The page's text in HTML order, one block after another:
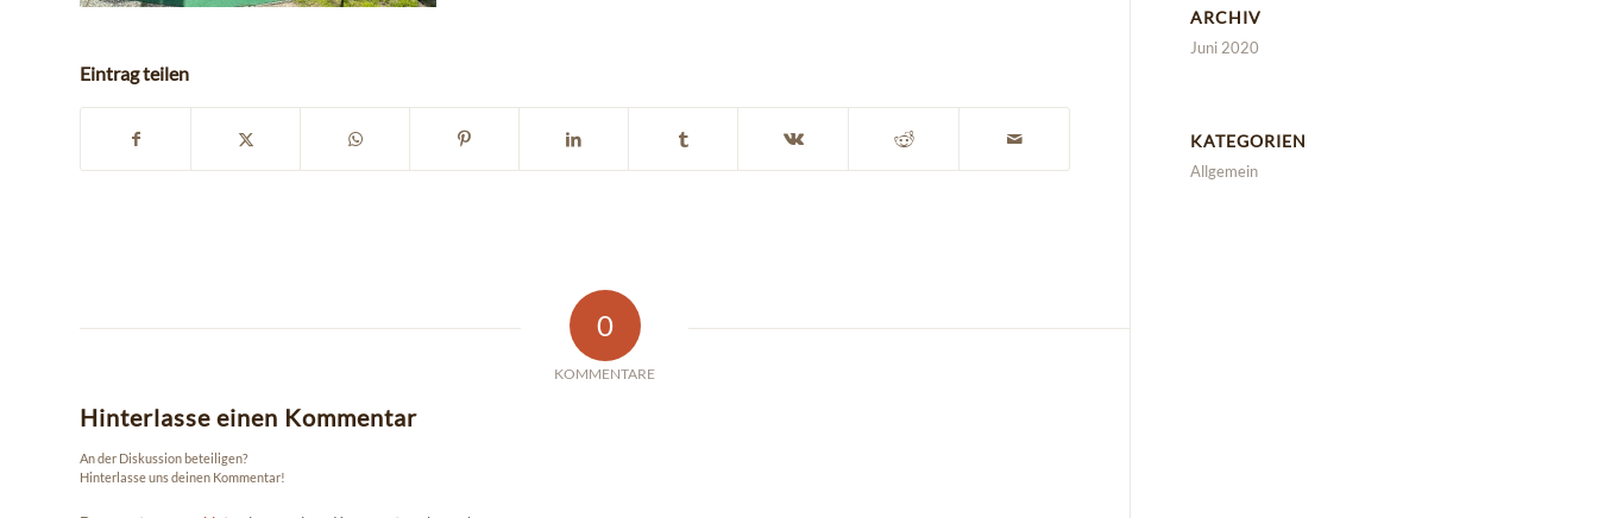
Eintrag teilen
0
KOMMENTARE
Hinterlasse einen Kommentar
An der Diskussion beteiligen?
Hinterlasse uns deinen Kommentar!
ARCHIV
Juni 2020
KATEGORIEN
Allgemein